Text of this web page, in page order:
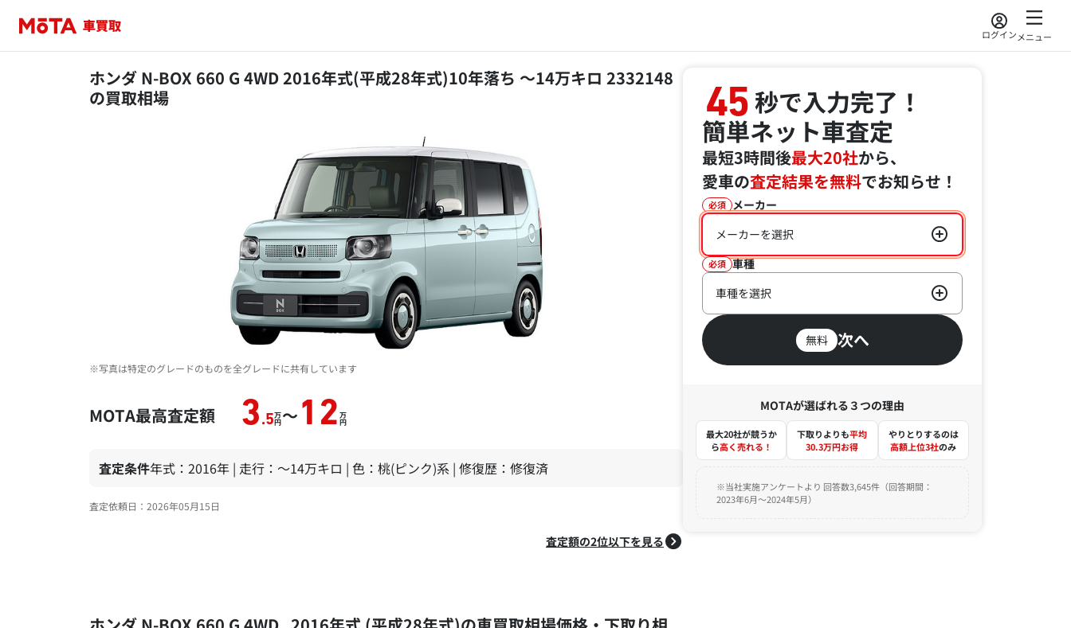
ログインメニュー
ホンダ N-BOX 660 G 4WD 2016年式(平成28年式)10年落ち ～14万キロ 2332148
の買取相場
※写真は特定のグレードのものを全グレードに共有しています
MOTA最高査定額 3 .5万
円～ 12 万
円
査定条件年式：2016年 | 走行：～14万キロ | 色：桃(ピンク)系 | 修復歴：修復済
査定依頼日：2026年05月15日
査定額の2位以下を見る
45秒で入力完了！
簡単ネット車査定
最短3時間後最大20社から、
愛車の査定結果を無料でお知らせ！
必須 メーカー
メーカーを選択
必須 車種
車種を選択
無料 次へ
MOTAが選ばれる３つの理由
最大20社が競うか
ら高く売れる！
下取りよりも平均
30.3万円お得
やりとりするのは
高額上位3社のみ
※当社実施アンケートより 回答数3,645件（回答期間：
2023年6月～2024年5月）